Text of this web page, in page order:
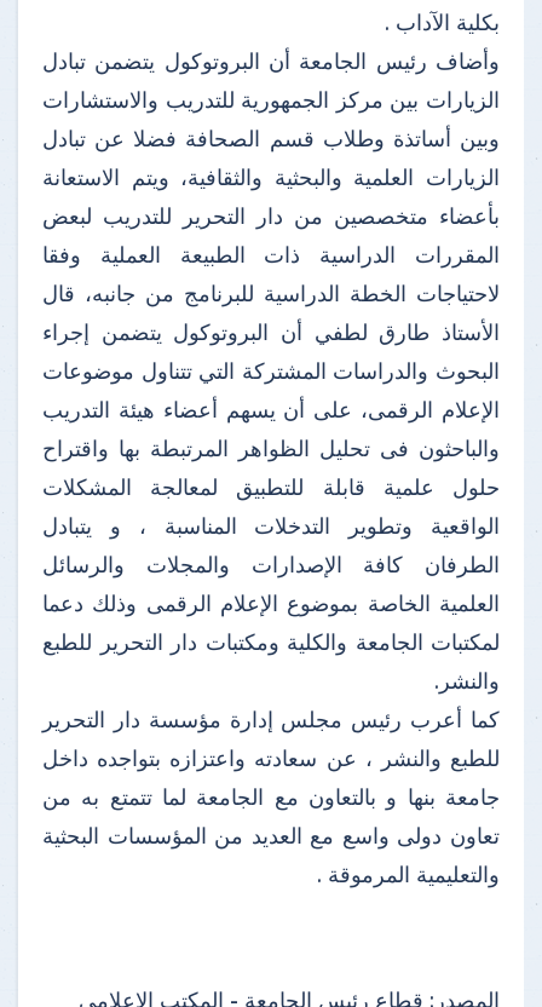
بكلية الآداب .
وأضاف رئيس الجامعة أن البروتوكول يتضمن تبادل
الزيارات بين مركز الجمهورية للتدريب والاستشارات
وبين أساتذة وطلاب قسم الصحافة فضلا عن تبادل
الزيارات العلمية والبحثية والثقافية، ويتم الاستعانة
بأعضاء متخصصين من دار التحرير للتدريب لبعض
المقررات الدراسية ذات الطبيعة العملية وفقا
لاحتياجات الخطة الدراسية للبرنامج من جانبه، قال
الأستاذ طارق لطفي أن البروتوكول يتضمن إجراء
البحوث والدراسات المشتركة التي تتناول موضوعات
الإعلام الرقمى، على أن يسهم أعضاء هيئة التدريب
والباحثون فى تحليل الظواهر المرتبطة بها واقتراح
حلول علمية قابلة للتطبيق لمعالجة المشكلات
الواقعية وتطوير التدخلات المناسبة ، و يتبادل
الطرفان كافة الإصدارات والمجلات والرسائل
العلمية الخاصة بموضوع الإعلام الرقمى وذلك دعما
لمكتبات الجامعة والكلية ومكتبات دار التحرير للطبع
والنشر.
كما أعرب رئيس مجلس إدارة مؤسسة دار التحرير
للطبع والنشر ، عن سعادته واعتزازه بتواجده داخل
جامعة بنها و بالتعاون مع الجامعة لما تتمتع به من
تعاون دولى واسع مع العديد من المؤسسات البحثية
والتعليمية المرموقة .
المصدر: قطاع رئيس الجامعة - المكتب الإعلامى